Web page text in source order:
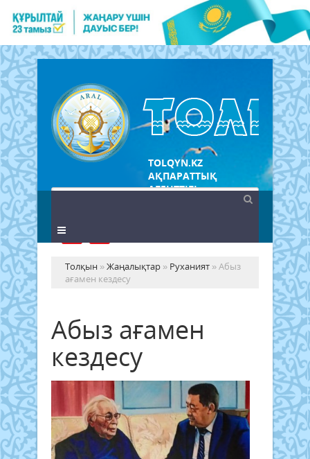
TOLQYN.KZ
АҚПАРАТТЫҚ
АГЕНТТІГІ
Толқын »Жаңалықтар » Руханият » Абыз
ағамен кездесу
Абыз ағамен
кездесу